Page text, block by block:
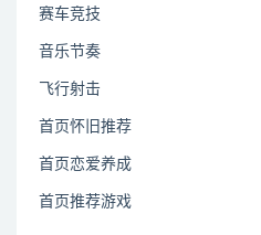
赛车竞技
音乐节奏
飞行射击
首页怀旧推荐
首页恋爱养成
首页推荐游戏